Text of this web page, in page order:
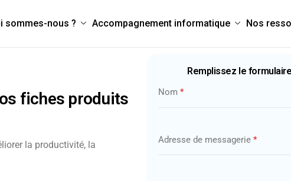
sommes-nous ? Accompagnement informatique Nos
fiches produits
la productivité, la
Remplissez le
Nom *
Adresse de messagerie *